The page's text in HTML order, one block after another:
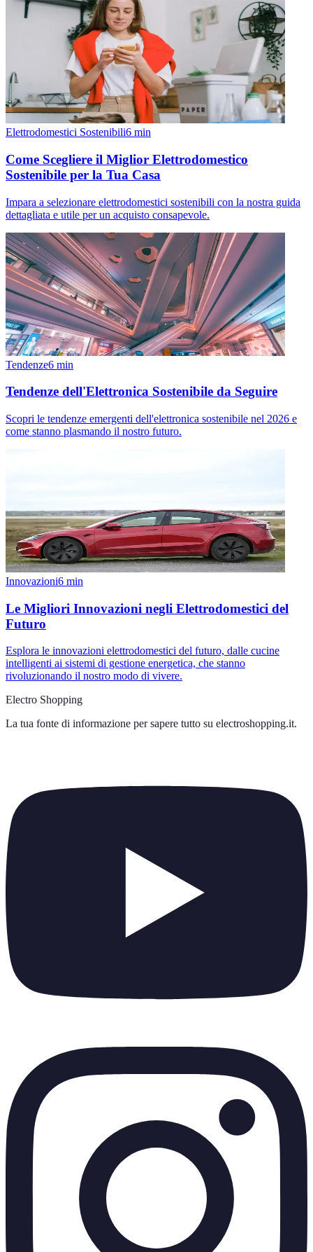
Elettrodomestici Sostenibili6 min
Come Scegliere il Miglior Elettrodomestico
Sostenibile per la Tua Casa
Impara a selezionare elettrodomestici sostenibili con la nostra guida
dettagliata e utile per un acquisto consapevole.
Tendenze6 min
Tendenze dell'Elettronica Sostenibile da Seguire
Scopri le tendenze emergenti dell'elettronica sostenibile nel 2026 e
come stanno plasmando il nostro futuro.
Innovazioni6 min
Le Migliori Innovazioni negli Elettrodomestici del
Futuro
Esplora le innovazioni elettrodomestici del futuro, dalle cucine
intelligenti ai sistemi di gestione energetica, che stanno
rivoluzionando il nostro modo di vivere.
Electro Shopping
La tua fonte di informazione per sapere tutto su electroshopping.it.